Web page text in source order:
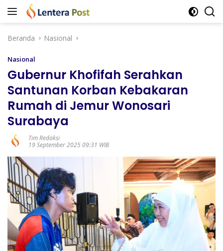
Langsung
Beranda
Nasional
Nasional
Gubernur Khofifah Serahkan
Santunan Korban Kebakaran
Rumah di Jemur Wonosari
Surabaya
Tim Redaksi
19 September 2025 09:31 WIB